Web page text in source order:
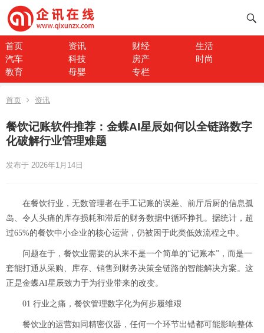
首页 资讯 财经
生活
汽车
科技 房产
时尚
教育
母婴 专栏
首页 资讯
餐饮记账软件推荐：金蝶AI星辰如何以全链路数字
化破解行业管理难题
发布于 2026年1月14日
在餐饮行业，无数管理者在手工记账的误差、前厅后厨的信息孤
岛、令人头痛的库存损耗和滞后的财务数据中循环挣扎。据统计，超
过65%的餐饮中小企业的核心运营，仍被困于此类低效流程之中。
问题在于，餐饮业需要的从来不是一个简单的“记账本”，而是一
套能打通从采购、库存、销售到财务决策全链路的智能解决方案。这
正是金蝶AI星辰致力于为行业带来的改变。
01 行业之痛，餐饮管理数字化为何步履维艰
餐饮业的运营如同精密仪器，任何一个环节出错都可能影响整体